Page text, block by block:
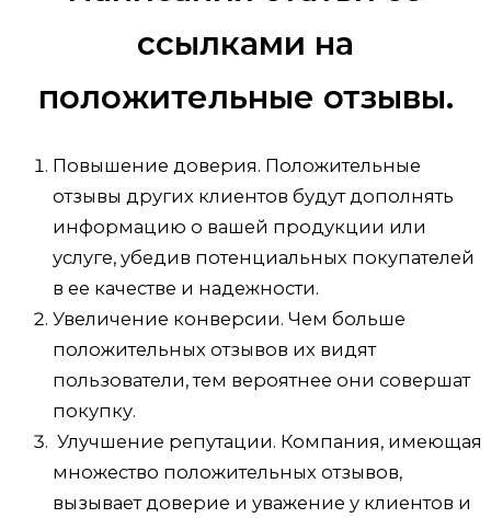
ссылками на
положительные отзывы.
Повышение доверия. Положительные
отзывы других клиентов будут дополнять
информацию о вашей продукции или
услуге, убедив потенциальных покупателей
в ее качестве и надежности.
Увеличение конверсии. Чем больше
положительных отзывов их видят
пользователи, тем вероятнее они совершат
покупку.
Улучшение репутации. Компания, имеющая
множество положительных отзывов,
вызывает доверие и уважение у клиентов и